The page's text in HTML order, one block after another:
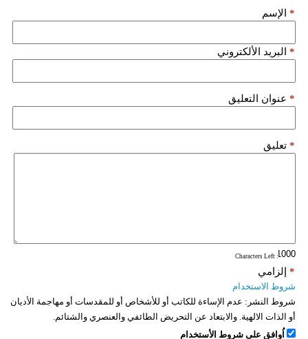
الإسم *
البريد الألكتروني *
عنوان التعليق *
تعليق *
: Characters Left
إلزامي *
شروط الاستخدام
شروط النشر: عدم الإساءة للكاتب أو للأشخاص أو للمقدسات أو مهاجمة الأديان
أو الذات الالهية. والابتعاد عن التحريض الطائفي والعنصري والشتائم.
اُوافق على شروط الأستخدام